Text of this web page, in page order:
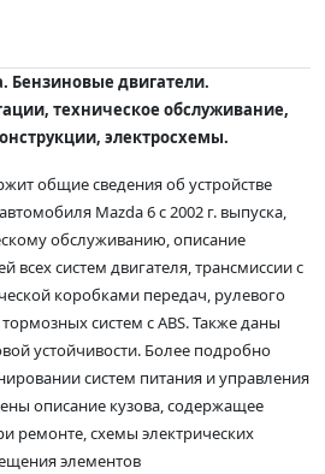
Бензиновые двигатели.
техническое обслуживание,
электросхемы.
общие сведения об устройстве
Mazda 6 с 2002 г. выпуска,
обслуживанию, описание
всех систем двигателя, трансмиссии с
коробками передач, рулевого
систем с ABS. Также даны
устойчивости. Более подробно
систем питания и управления
описание кузова, содержащее
ремонте, схемы электрических
элементов